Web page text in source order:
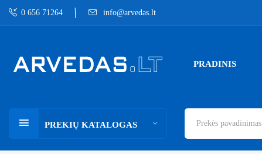
0 656 71264 info@arvedas.lt
PRADINIS
PREKIŲ KATALOGAS